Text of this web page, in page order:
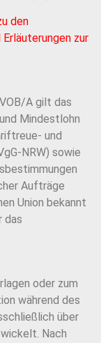
den
zur
A gilt das
Mindestlohn
und
NRW) sowie
Aufträge
Union bekannt
das
oder zum
während des
über
Nach